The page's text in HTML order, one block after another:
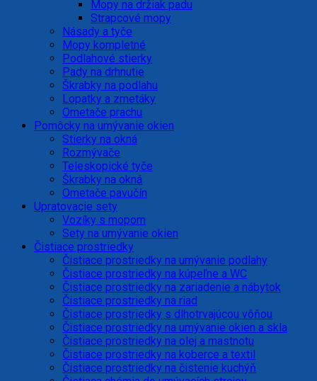
Mopy na držiak padu
Strapcové mopy
Násady a tyče
Mopy kompletné
Podlahové stierky
Pady na drhnutie
Škrabky na podlahu
Lopatky a zmetáky
Ometače prachu
Pomôcky na umývanie okien
Stierky na okná
Rozmývače
Teleskopické tyče
Škrabky na okná
Ometače pavučín
Upratovacie sety
Vozíky s mopom
Sety na umývanie okien
Čistiace prostriedky
Čistiace prostriedky na umývanie podlahy
Čistiace prostriedky na kúpeľne a WC
Čistiace prostriedky na zariadenie a nábytok
Čistiace prostriedky na riad
Čistiace prostriedky s dlhotrvajúcou vôňou
Čistiace prostriedky na umývanie okien a skla
Čistiace prostriedky na olej a mastnotu
Čistiace prostriedky na koberce a textil
Čistiace prostriedky na čistenie kuchýň